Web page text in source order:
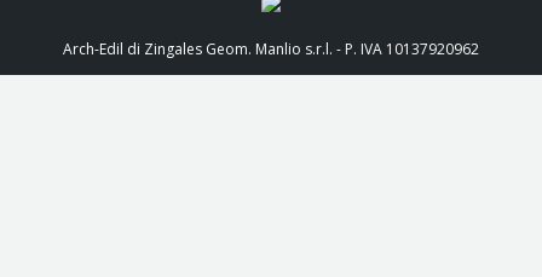
Arch-Edil di Zingales Geom. Manlio s.r.l. - P. IVA 10137920962